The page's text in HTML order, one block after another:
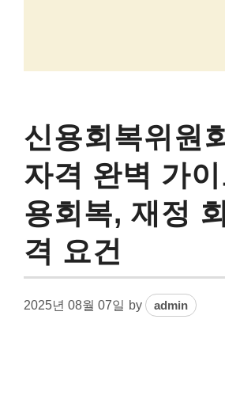
신용회복위원
자격 완벽 가
용회복, 재정
격 요건
2025년 08월 07일 by admin